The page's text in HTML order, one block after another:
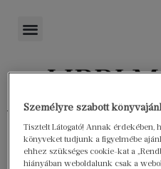
Könyvektől
Személyre szabott
Tisztelt Látogató! Annak
könyveket tudjunk a figyelmébe
ehhez szükséges cookie-kat a
hiányában weboldalunk csak a